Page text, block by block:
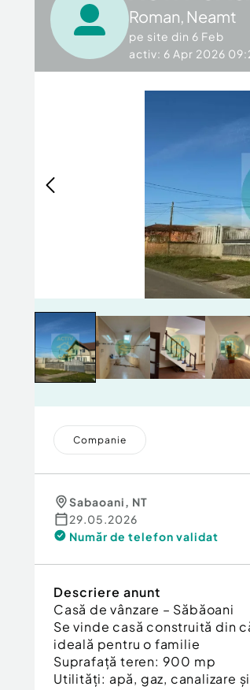
Roman, Neamt
pe site din 6 Feb
activ: 6 Apr 2026
Companie
Sabaoani, NT
29.05.2026
Număr de telefon validat
Descriere anunt
Casă de vânzare – Săbăoani
Se vinde casă construită din
ideală pentru o familie
Suprafață teren: 900 mp
Utilități: apă, gaz, canalizare